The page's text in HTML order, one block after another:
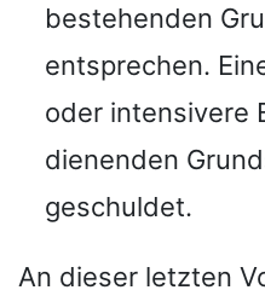
bestehenden
entsprechen.
oder intensivere
dienenden
geschuldet.
An dieser letzten